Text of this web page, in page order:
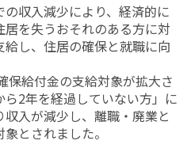
収入減少により、経済的に
を失うおそれのある方に対
し、住居の確保と就職に向
保給付金の支給対象が拡大さ
2年を経過していない方」に
入が減少し、離職・廃業と
とされました。